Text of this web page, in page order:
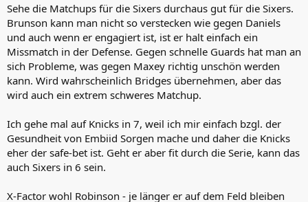
Sehe die Matchups für die Sixers durchaus gut für die Sixers.
Brunson kann man nicht so verstecken wie gegen Daniels
und auch wenn er engagiert ist, ist er halt einfach ein
Missmatch in der Defense. Gegen schnelle Guards hat man an
sich Probleme, was gegen Maxey richtig unschön werden
kann. Wird wahrscheinlich Bridges übernehmen, aber das
wird auch ein extrem schweres Matchup.
Ich gehe mal auf Knicks in 7, weil ich mir einfach bzgl. der
Gesundheit von Embiid Sorgen mache und daher die Knicks
eher der safe-bet ist. Geht er aber fit durch die Serie, kann das
auch Sixers in 6 sein.
X-Factor wohl Robinson - je länger er auf dem Feld bleiben